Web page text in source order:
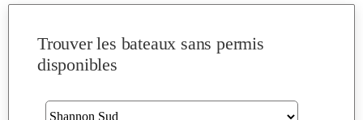
Trouver les bateaux sans permis
disponibles